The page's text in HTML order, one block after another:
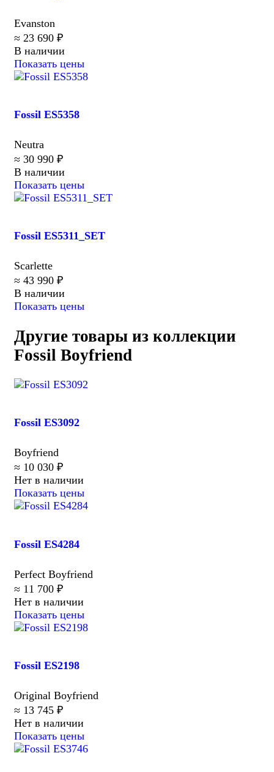
Evanston
≈ 23 690 ₽
В наличии
Показать цены
Fossil ES5358
Neutra
≈ 30 990 ₽
В наличии
Показать цены
Fossil ES5311_SET
Scarlette
≈ 43 990 ₽
В наличии
Показать цены
Другие товары из коллекции
Fossil Boyfriend
Fossil ES3092
Boyfriend
≈ 10 030 ₽
Нет в наличии
Показать цены
Fossil ES4284
Perfect Boyfriend
≈ 11 700 ₽
Нет в наличии
Показать цены
Fossil ES2198
Original Boyfriend
≈ 13 745 ₽
Нет в наличии
Показать цены